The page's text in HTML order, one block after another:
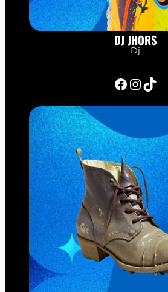
DJ JHORS
Dj
Facebook InstagramTikTok